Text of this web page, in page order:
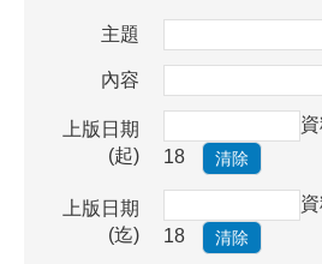
主題
內容
上版日期
(起)
18
上版日期
(迄)
18